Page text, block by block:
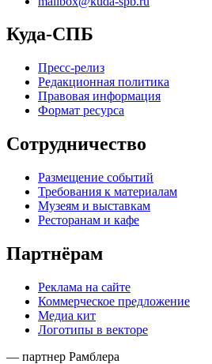
Куда-СПБ
Пресс-релиз
Редакционная политика
Правовая информация
Формат ресурса
Сотрудничество
Размещение событий
Требования к материалам
Музеям и выставкам
Ресторанам и кафе
Партнёрам
Реклама на сайте
Коммерческое предложение
Медиа кит
Логотипы в векторе
— партнер Рамблера